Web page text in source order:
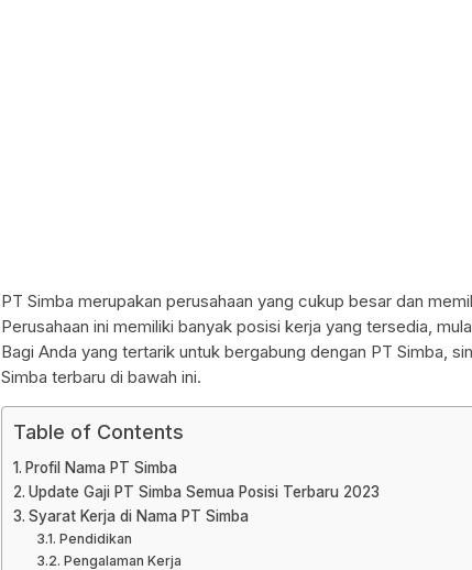
PT Simba merupakan perusahaan yang cukup besar dan
Perusahaan ini memiliki banyak posisi kerja yang tersedia,
Bagi Anda yang tertarik untuk bergabung dengan PT Simba,
Simba terbaru di bawah ini.
Table of Contents
Profil Nama PT Simba
Update Gaji PT Simba Semua Posisi Terbaru 2023
Syarat Kerja di Nama PT Simba
Pendidikan
Pengalaman Kerja